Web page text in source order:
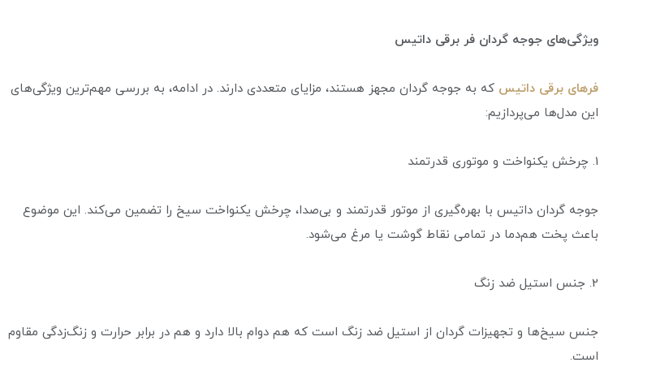
ویژگی‌های جوجه گردان فر برقی داتیس
فرهای برقی داتیس که به جوجه گردان مجهز هستند، مزایای متعددی دارند. در ادامه، به بررسی مهم‌ترین ویژگی‌های
این مدل‌ها می‌پردازیم:
1. چرخش یکنواخت و موتوری قدرتمند
جوجه گردان داتیس با بهره‌گیری از موتور قدرتمند و بی‌صدا، چرخش یکنواخت سیخ را تضمین می‌کند. این موضوع
باعث پخت هم‌دما در تمامی نقاط گوشت یا مرغ می‌شود.
2. جنس استیل ضد زنگ
جنس سیخ‌ها و تجهیزات گردان از استیل ضد زنگ است که هم دوام بالا دارد و هم در برابر حرارت و زنگ‌زدگی مقاوم
است.